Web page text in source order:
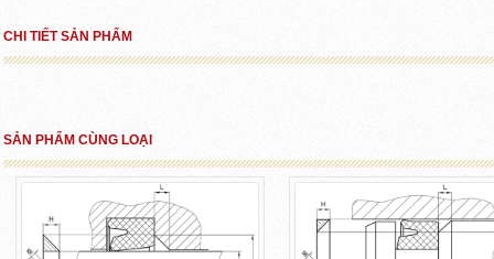
CHI TIẾT SẢN PHẨM
SẢN PHẨM CÙNG LOẠI